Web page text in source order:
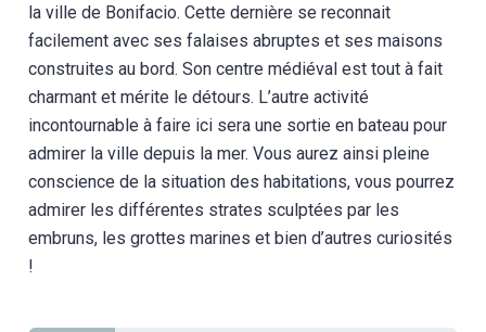
la ville de Bonifacio. Cette dernière se reconnait
facilement avec ses falaises abruptes et ses maisons
construites au bord. Son centre médiéval est tout à fait
charmant et mérite le détours. L’autre activité
incontournable à faire ici sera une sortie en bateau pour
admirer la ville depuis la mer. Vous aurez ainsi pleine
conscience de la situation des habitations, vous pourrez
admirer les différentes strates sculptées par les
embruns, les grottes marines et bien d’autres curiosités
!